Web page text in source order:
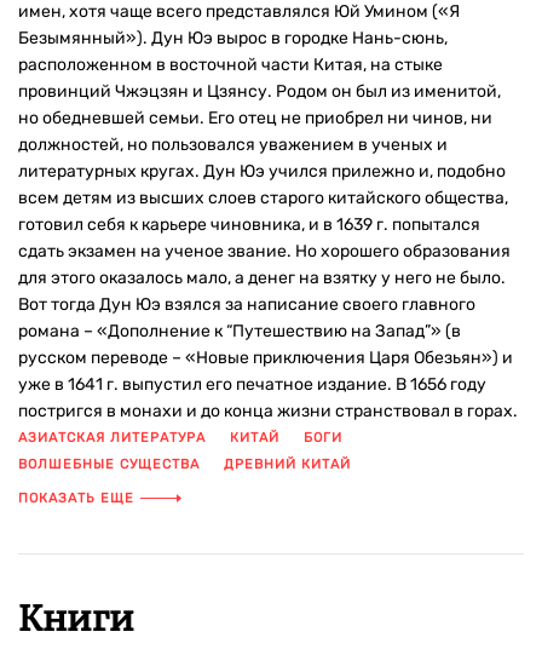
имен, хотя чаще всего представлялся Юй Умином («Я
Безымянный»). Дун Юэ вырос в городке Нань-сюнь,
расположенном в восточной части Китая, на стыке
провинций Чжэцзян и Цзянсу. Родом он был из именитой,
но обедневшей семьи. Его отец не приобрел ни чинов, ни
должностей, но пользовался уважением в ученых и
литературных кругах. Дун Юэ учился прилежно и, подобно
всем детям из высших слоев старого китайского общества,
готовил себя к карьере чиновника, и в 1639 г. попытался
сдать экзамен на ученое звание. Но хорошего образования
для этого оказалось мало, а денег на взятку у него не было.
Вот тогда Дун Юэ взялся за написание своего главного
романа – «Дополнение к “Путешествию на Запад”» (в
русском переводе – «Новые приключения Царя Обезьян») и
уже в 1641 г. выпустил его печатное издание. В 1656 году
постригся в монахи и до конца жизни странствовал в горах.
АЗИАТСКАЯ ЛИТЕРАТУРА КИТАЙ
БОГИ
ВОЛШЕБНЫЕ СУЩЕСТВА
ДРЕВНИЙ КИТАЙ
КИТАЙСКАЯ ЛИТЕРАТУРА
ПОКАЗАТЬ ЕЩЕ
Книги